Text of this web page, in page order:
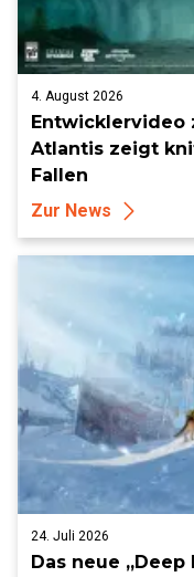
4. August 2026
Entwicklervideo
Atlantis zeigt
Fallen
Zur News
24. Juli 2026
Das neue